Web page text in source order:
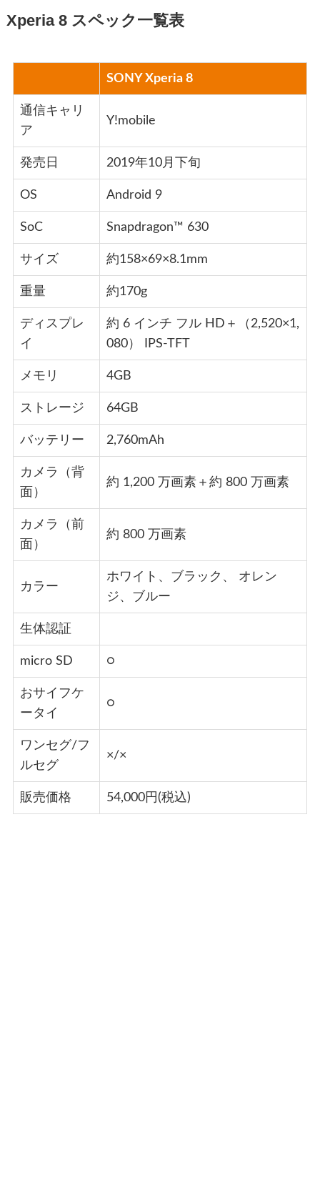
Xperia 8 スペック一覧表
SONY Xperia 8
通信キャリ
ア
Y!mobile
発売日 2019年10月下旬
OS Android 9
SoC Snapdragon™ 630
サイズ 約158×69×8.1mm
重量 約170g
ディスプレ
イ
約 6 インチ フル HD＋（2,520×1,
080） IPS-TFT
メモリ 4GB
ストレージ 64GB
バッテリー 2,760mAh
カメラ（背
面）
約 1,200 万画素＋約 800 万画素
カメラ（前
面）
約 800 万画素
カラー
ホワイト、ブラック、 オレン
ジ、ブルー
生体認証
micro SD ○
おサイフケ
ータイ
○
ワンセグ/フ
ルセグ
×/×
販売価格 54,000円(税込)